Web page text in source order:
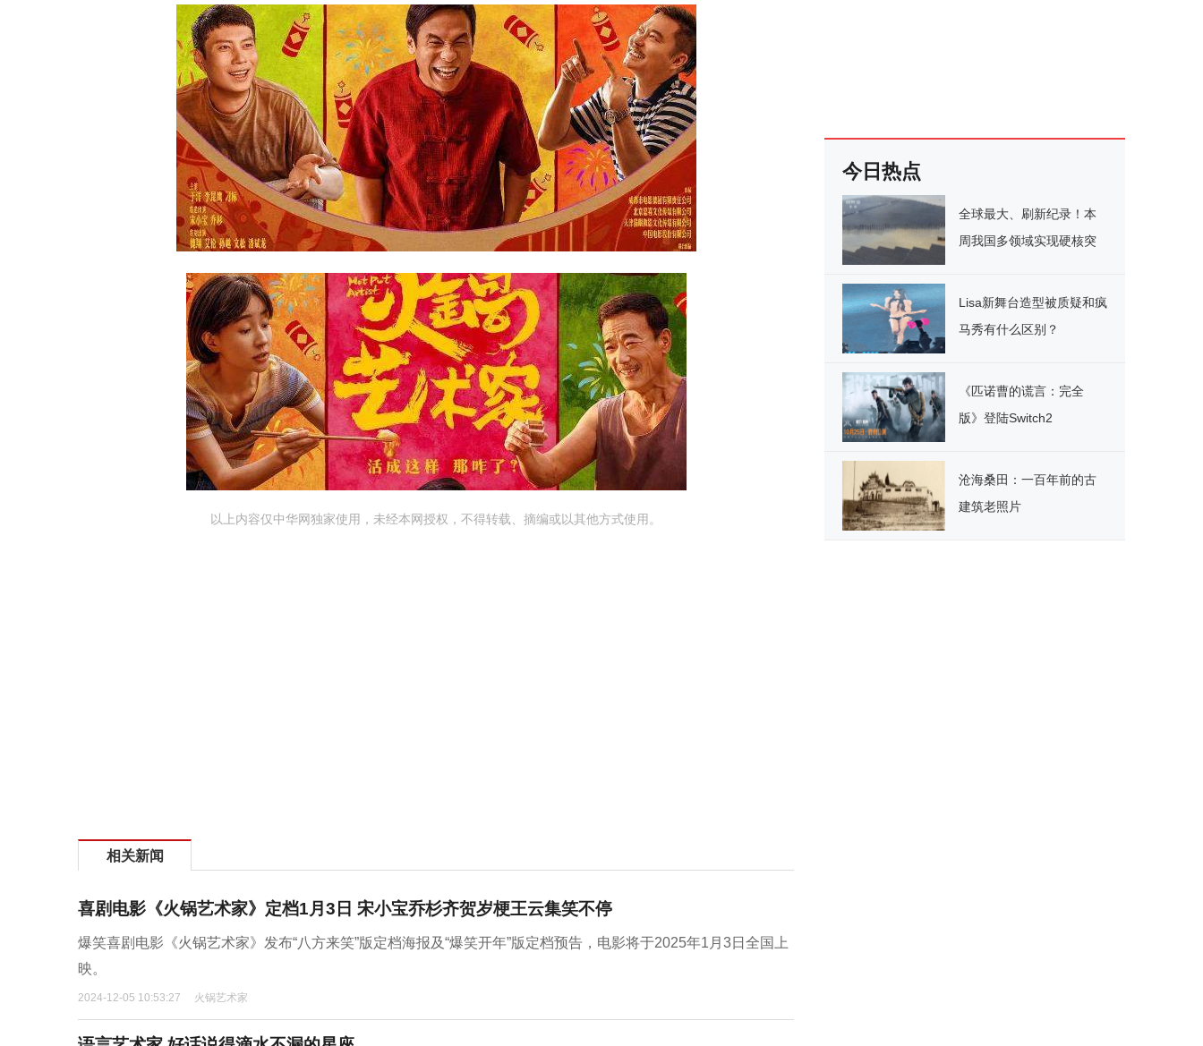
以上内容仅中华网独家使用，未经本网授权，不得转载、摘编或以其他方式使用。
相关新闻
喜剧电影《火锅艺术家》定档1月3日 宋小宝乔杉齐贺岁梗王云集笑不停
爆笑喜剧电影《火锅艺术家》发布“八方来笑”版定档海报及“爆笑开年”版定档预告，电影将于2025年1月3日全国上
映。
2024-12-05 10:53:27 火锅艺术家
今日热点
全球最大、刷新纪录！本
周我国多领域实现硬核突
Lisa新舞台造型被质疑和疯
马秀有什么区别？
《匹诺曹的谎言：完全
版》登陆Switch2
沧海桑田：一百年前的古
建筑老照片